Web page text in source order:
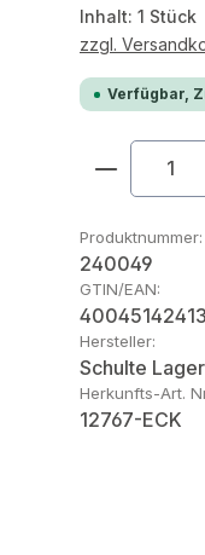
Inhalt: 1 Stück
zzgl.
Verfügbar,
Produktnummer:
240049
GTIN/EAN:
Hersteller:
Schulte
Herkunfts-Art.
12767-ECK